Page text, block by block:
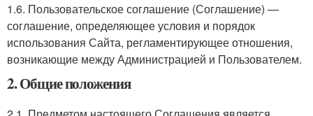
1.6. Пользовательское соглашение (Соглашение) —
соглашение, определяющее условия и порядок
использования Сайта, регламентирующее отношения,
возникающие между Администрацией и Пользователем.
2. Общие положения